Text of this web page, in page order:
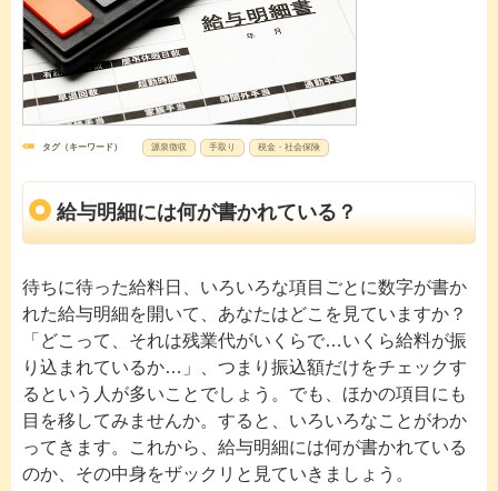
タグ（キーワード） 源泉徴収 手取り 税金・社会保険
給与明細には何が書かれている？
待ちに待った給料日、いろいろな項目ごとに数字が書か
れた給与明細を開いて、あなたはどこを見ていますか？
「どこって、それは残業代がいくらで…いくら給料が振
り込まれているか…」、つまり振込額だけをチェックす
るという人が多いことでしょう。でも、ほかの項目にも
目を移してみませんか。すると、いろいろなことがわか
ってきます。これから、給与明細には何が書かれている
のか、その中身をザックリと見ていきましょう。